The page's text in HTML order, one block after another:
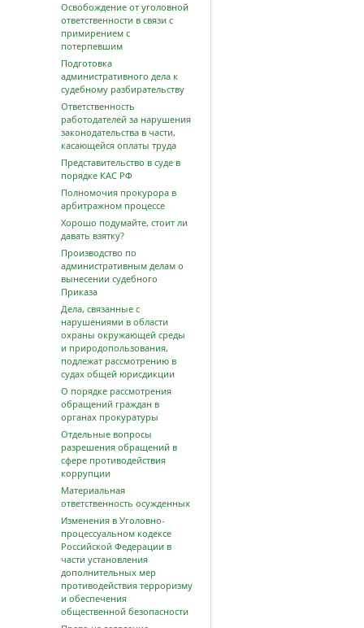
Освобождение от уголовной
ответственности в связи с
примирением с
потерпевшим
Подготовка
административного дела к
судебному разбирательству
Ответственность
работодателей за нарушения
законодательства в части,
касающейся оплаты труда
Представительство в суде в
порядке КАС РФ
Полномочия прокурора в
арбитражном процессе
Хорошо подумайте, стоит ли
давать взятку?
Производство по
административным делам о
вынесении судебного
Приказа
Дела, связанные с
нарушениями в области
охраны окружающей среды
и природопользования,
подлежат рассмотрению в
судах общей юрисдикции
О порядке рассмотрения
обращений граждан в
органах прокуратуры
Отдельные вопросы
разрешения обращений в
сфере противодействия
коррупции
Материальная
ответственность осужденных
Изменения в Уголовно-
процессуальном кодексе
Российской Федерации в
части установления
дополнительных мер
противодействия терроризму
и обеспечения
общественной безопасности